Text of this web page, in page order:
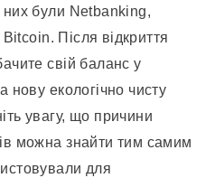
них були Netbanking,
Після відкриття
свій баланс у
нову екологічно чисту
увагу, що причини
можна знайти тим самим
для